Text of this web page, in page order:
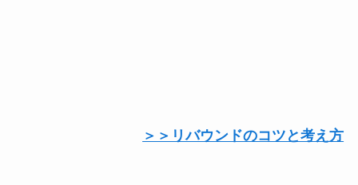
＞＞リバウンドのコツと考え方